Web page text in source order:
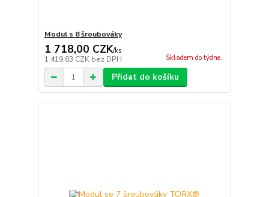
Modul s 8 šroubováky
1 718,00 CZK/ks
1 419,83 CZK bez DPH Skladem do týdne.
Přidat do košíku